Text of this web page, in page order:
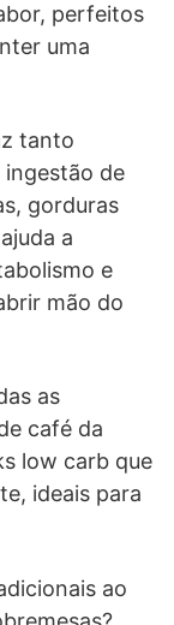
perfeitos
uma
tanto
ingestão de
gorduras
a
e
mão do
as
café da
low carb que
ideais para
ao